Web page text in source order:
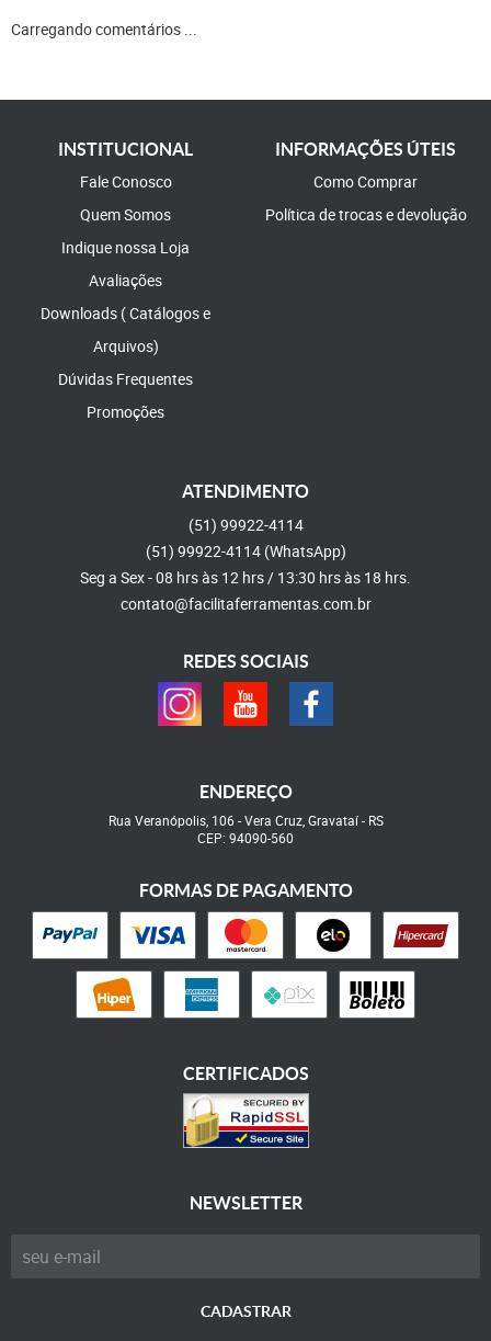
Carregando comentários ...
INSTITUCIONAL
Fale Conosco
Quem Somos
Indique nossa Loja
Avaliações
Downloads ( Catálogos e
Arquivos)
Dúvidas Frequentes
Promoções
INFORMAÇÕES ÚTEIS
Como Comprar
Política de trocas e devolução
ATENDIMENTO
(51) 99922-4114
(51) 99922-4114 (WhatsApp)
Seg a Sex - 08 hrs às 12 hrs / 13:30 hrs às 18 hrs.
contato@facilitaferramentas.com.br
REDES SOCIAIS
ENDEREÇO
Rua Veranópolis, 106 -Vera Cruz, Gravataí- RS
CEP: 94090-560
FORMAS DE PAGAMENTO
CERTIFICADOS
NEWSLETTER
CADASTRAR